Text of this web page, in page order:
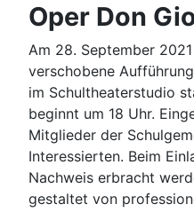
Oper Don
Am 28. September
verschobene
im Schultheaterstudio
beginnt um 18 Uhr.
Mitglieder der
Interessierten. Beim
Nachweis erbracht
gestaltet von